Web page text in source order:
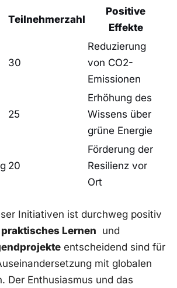
Teilnehmerzahl
Positive
Effekte
30
Reduzierung
von ⁤CO2-
Emissionen
25
Erhöhung des
Wissens über
grüne ​Energie
20
Förderung der
Resilienz ⁣vor
Ort
Initiativen‍ ist durchweg positiv
praktisches Lernen ‌ und
entscheidend sind für
⁣mit globalen
Der Enthusiasmus und das